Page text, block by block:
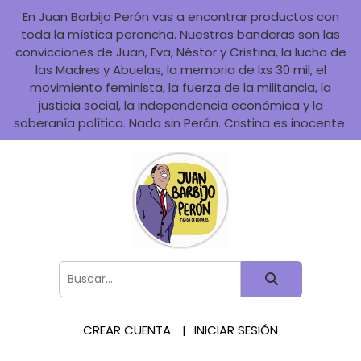
En Juan Barbijo Perón vas a encontrar productos con
toda la mística peroncha. Nuestras banderas son las
convicciones de Juan, Eva, Néstor y Cristina, la lucha de
las Madres y Abuelas, la memoria de lxs 30 mil, el
movimiento feminista, la fuerza de la militancia, la
justicia social, la independencia económica y la
soberanía política. Nada sin Perón. Cristina es inocente.
CREAR CUENTA INICIAR SESIÓN